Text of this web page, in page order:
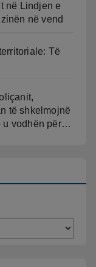
në Lindjen e
në vend
Të
të shkelmojnë
u vodhën për…